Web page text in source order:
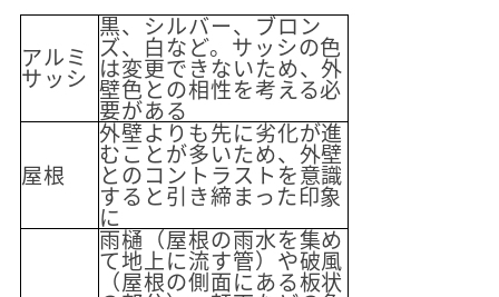
アルミ
サッシ
黒、シルバー、ブロン
ズ、白など。サッシの色
は変更できないため、外
壁色との相性を考える必
要がある
屋根
外壁よりも先に劣化が進
むことが多いため、外壁
とのコントラストを意識
すると引き締まった印象
に
雨樋（屋根の雨水を集め
て地上に流す管）や破風
（屋根の側面にある板状